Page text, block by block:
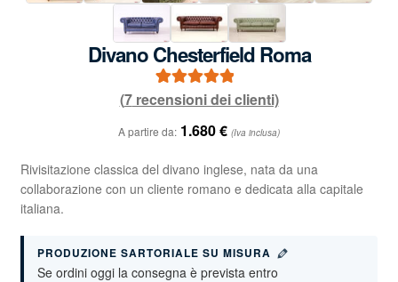
Divano Chesterfield Roma
Valutato 5.00
7
recensioni
(7recensioni dei clienti)
A partire da: 1.680€ (Iva inclusa)
Rivisitazione classica del divano inglese, nata da una
collaborazione con un cliente romano e dedicata alla capitale
italiana.
PRODUZIONE SARTORIALE SU MISURA
Se ordini oggi la consegna è prevista entro